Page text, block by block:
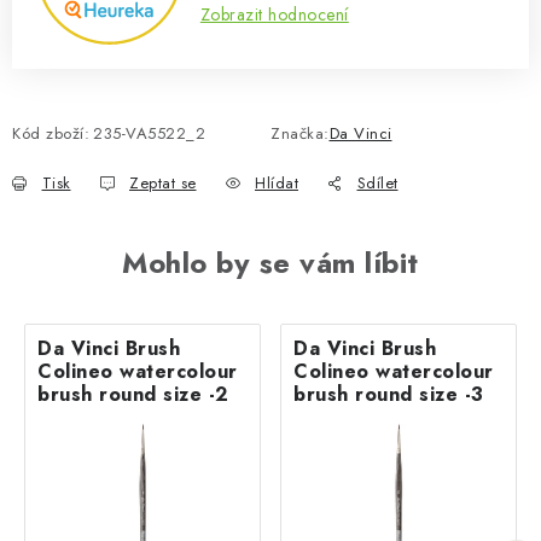
Zobrazit hodnocení
Kód zboží: 235-VA5522_2 Značka:Da Vinci
Tisk Zeptat se Hlídat Sdílet
Mohlo by se vám líbit
Da Vinci Brush
Colineo watercolour
brush round size -2
Da Vinci Brush
Colineo watercolour
brush round size -3